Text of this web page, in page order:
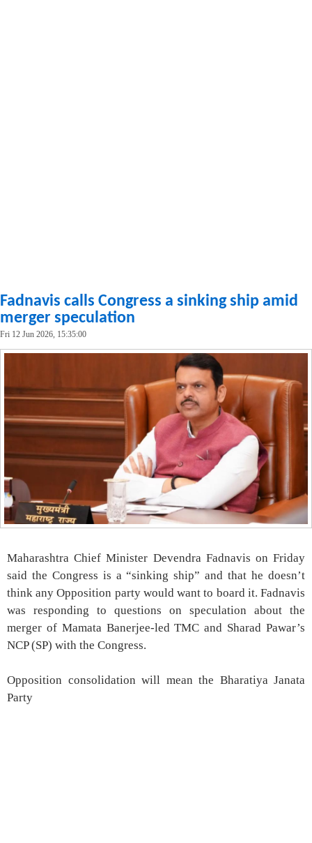
Fadnavis calls Congress a sinking ship amid
merger speculation
Fri 12 Jun 2026, 15:35:00
Maharashtra Chief Minister Devendra Fadnavis on Friday
said the Congress is a “sinking ship” and that he doesn’t
think any Opposition party would want to board it. Fadnavis
was responding to questions on speculation about the
merger of Mamata Banerjee-led TMC and Sharad Pawar’s
NCP (SP) with the Congress.
Opposition consolidation will mean the Bharatiya Janata
Party